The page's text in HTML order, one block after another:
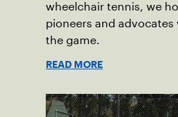
wheelchair tennis, we
pioneers and advocates
the game.
READ MORE